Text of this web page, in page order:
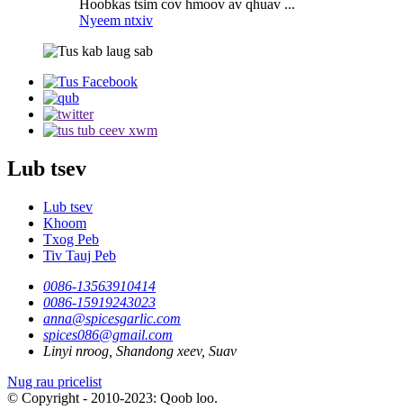
Hoobkas tsim cov hmoov av qhuav ...
Nyeem ntxiv
Lub tsev
Lub tsev
Khoom
Txog Peb
Tiv Tauj Peb
0086-13563910414
0086-15919243023
anna@spicesgarlic.com
spices086@gmail.com
Linyi nroog, Shandong xeev, Suav
Nug rau pricelist
© Copyright - 2010-2023: Qoob loo.